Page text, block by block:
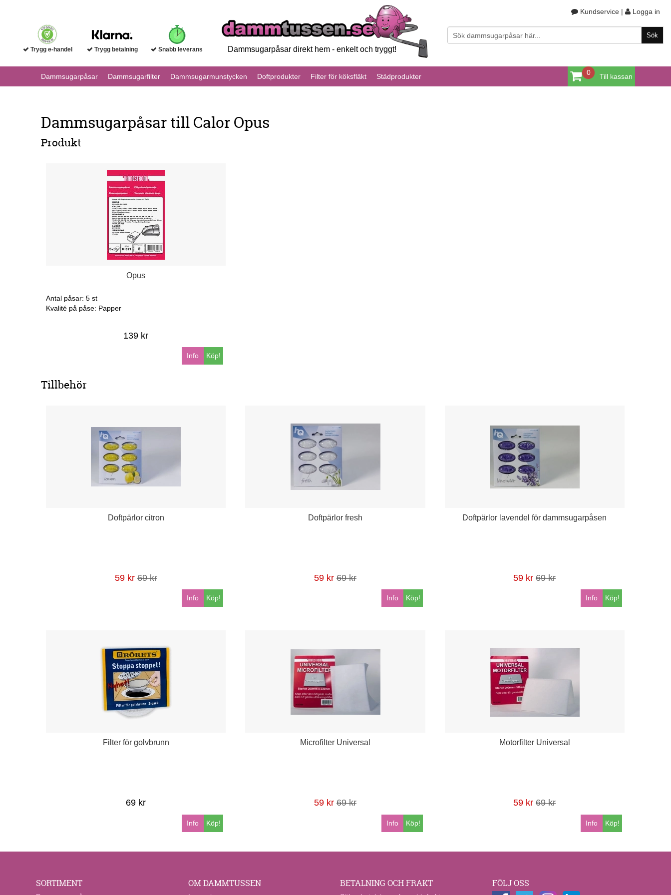
Dammsugarpåsar direkt hem - enkelt och tryggt!
Trygg e-handel Trygg betalning Snabb leverans
Kundservice | Logga in
0 Till kassan
Dammsugarpåsar Dammsugarfilter Dammsugarmunstycken Doftprodukter Filter för köksfläkt Städprodukter
Dammsugarpåsar till Calor Opus
Produkt
Opus
Antal påsar: 5 st
Kvalité på påse: Papper
139 kr
Köp!
Info
Tillbehör
Doftpärlor citron
59 kr 69 kr
Köp!
Info
Doftpärlor fresh
59 kr 69 kr
Köp!
Info
Doftpärlor lavendel för dammsugarpåsen
59 kr 69 kr
Köp!
Info
Filter för golvbrunn
69 kr
Köp!
Info
Microfilter Universal
59 kr 69 kr
Köp!
Info
Motorfilter Universal
59 kr 69 kr
Köp!
Info
SORTIMENT OM DAMMTUSSEN BETALNING OCH FRAKT FÖLJ OSS